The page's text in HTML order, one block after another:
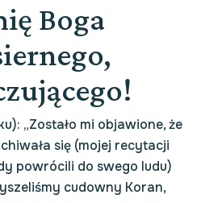
Boga
„Zostało mi objawione, że
się (mojej recytacji
powrócili do swego ludu)
cudowny Koran,